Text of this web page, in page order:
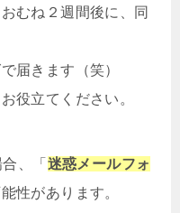
むね２週間後に、同
届きます（笑）
役立てください。
、「 迷惑メールフォ
性があります。